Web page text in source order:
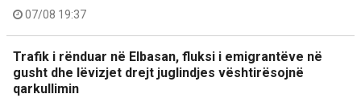
07/08 19:37
Trafik i rënduar në Elbasan, fluksi i emigrantëve në
gusht dhe lëvizjet drejt juglindjes vështirësojnë
qarkullimin